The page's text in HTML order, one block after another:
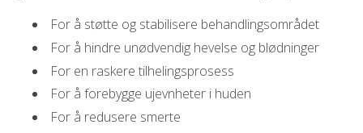
For å støtte og stabilisere behandlingsområdet
For å hindre unødvendig hevelse og blødninger
For en raskere tilhelingsprosess
For å forebygge ujevnheter i huden
For å redusere smerte